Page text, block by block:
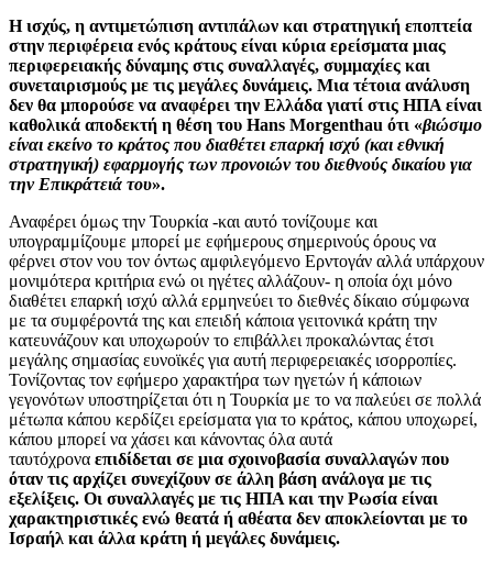
Η ισχύς, η αντιμετώπιση αντιπάλων και στρατηγική εποπτεία
στην περιφέρεια ενός κράτους είναι κύρια ερείσματα μιας
περιφερειακής δύναμης στις συναλλαγές, συμμαχίες και
συνεταιρισμούς με τις μεγάλες δυνάμεις. Μια τέτοια ανάλυση
δεν θα μπορούσε να αναφέρει την Ελλάδα γιατί στις ΗΠΑ είναι
καθολικά αποδεκτή η θέση του Hans Morgenthau ότι «βιώσιμο
είναι εκείνο το κράτος που διαθέτει επαρκή ισχύ (και εθνική
στρατηγική) εφαρμογής των προνοιών του διεθνούς δικαίου για
την Επικράτειά του».
Αναφέρει όμως την Τουρκία -και αυτό τονίζουμε και
υπογραμμίζουμε μπορεί με εφήμερους σημερινούς όρους να
φέρνει στον νου τον όντως αμφιλεγόμενο Ερντογάν αλλά υπάρχουν
μονιμότερα κριτήρια ενώ οι ηγέτες αλλάζουν- η οποία όχι μόνο
διαθέτει επαρκή ισχύ αλλά ερμηνεύει το διεθνές δίκαιο σύμφωνα
με τα συμφέροντά της και επειδή κάποια γειτονικά κράτη την
κατευνάζουν και υποχωρούν το επιβάλλει προκαλώντας έτσι
μεγάλης σημασίας ευνοϊκές για αυτή περιφερειακές ισορροπίες.
Τονίζοντας τον εφήμερο χαρακτήρα των ηγετών ή κάποιων
γεγονότων υποστηρίζεται ότι η Τουρκία με το να παλεύει σε πολλά
μέτωπα κάπου κερδίζει ερείσματα για το κράτος, κάπου υποχωρεί,
κάπου μπορεί να χάσει και κάνοντας όλα αυτά
ταυτόχρονα επιδίδεται σε μια σχοινοβασία συναλλαγών που
όταν τις αρχίζει συνεχίζουν σε άλλη βάση ανάλογα με τις
εξελίξεις. Οι συναλλαγές με τις ΗΠΑ και την Ρωσία είναι
χαρακτηριστικές ενώ θεατά ή αθέατα δεν αποκλείονται με το
Ισραήλ και άλλα κράτη ή μεγάλες δυνάμεις.